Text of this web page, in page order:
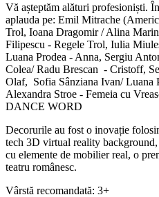
Vă așteptăm alături profesioniști.
aplauda pe: Emil Mitrache
Trol, Ioana Dragomir / Alina
Filipescu - Regele Trol, Iulia
Luana Prodea - Anna, Sergiu
Colea/ Radu Brescan - Cristoff,
Olaf, Sofia Sânziana Ivan/ Luana
Alexandra Stroe - Femeia cu
DANCE WORD
Decorurile au fost o inovație
tech 3D virtual reality
cu elemente de mobilier real, o
teatru românesc.
Vârstă recomandată: 3+